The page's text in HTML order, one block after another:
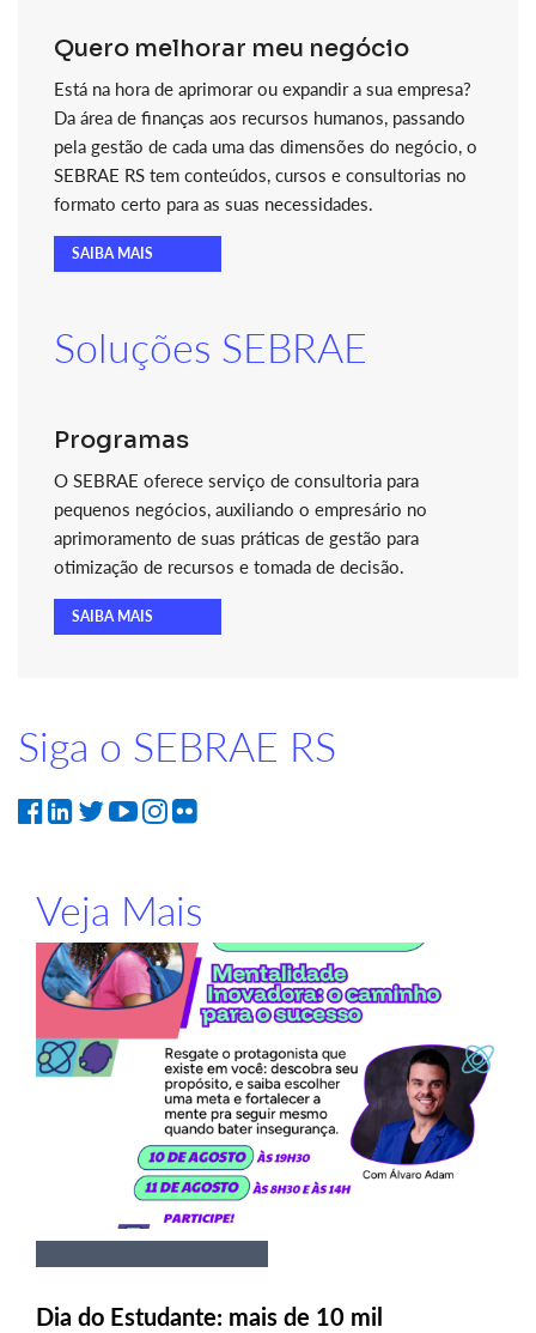
Quero melhorar meu negócio
Está na hora de aprimorar ou expandir a sua empresa?
Da área de finanças aos recursos humanos, passando
pela gestão de cada uma das dimensões do negócio, o
SEBRAE RS tem conteúdos, cursos e consultorias no
formato certo para as suas necessidades.
SAIBA MAIS
Soluções SEBRAE
Programas
O SEBRAE oferece serviço de consultoria para
pequenos negócios, auxiliando o empresário no
aprimoramento de suas práticas de gestão para
otimização de recursos e tomada de decisão.
SAIBA MAIS
Siga o SEBRAE RS
Veja Mais
Dia do Estudante: mais de 10 mil